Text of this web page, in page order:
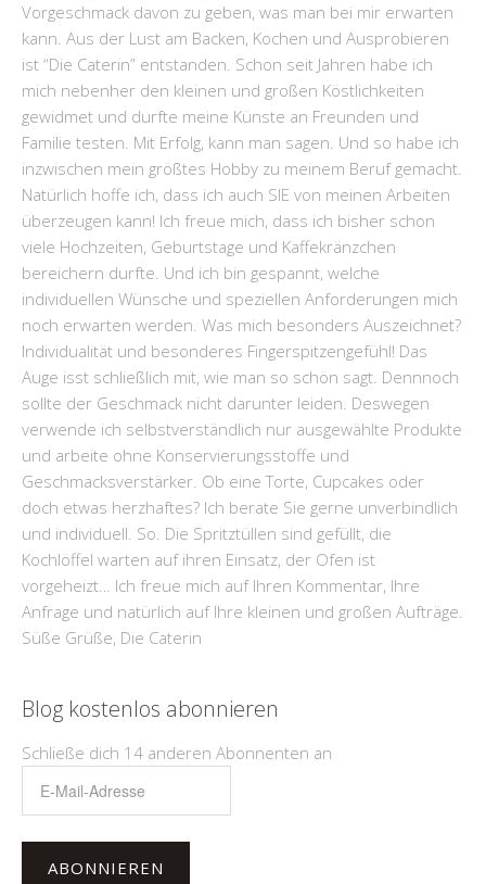
Vorgeschmack davon zu geben, was man bei mir erwarten
kann. Aus der Lust am Backen, Kochen und Ausprobieren
ist “Die Caterin” entstanden. Schon seit Jahren habe ich
mich nebenher den kleinen und großen Köstlichkeiten
gewidmet und durfte meine Künste an Freunden und
Familie testen. Mit Erfolg, kann man sagen. Und so habe ich
inzwischen mein größtes Hobby zu meinem Beruf gemacht.
Natürlich hoffe ich, dass ich auch SIE von meinen Arbeiten
überzeugen kann! Ich freue mich, dass ich bisher schon
viele Hochzeiten, Geburtstage und Kaffekränzchen
bereichern durfte. Und ich bin gespannt, welche
individuellen Wünsche und speziellen Anforderungen mich
noch erwarten werden. Was mich besonders Auszeichnet?
Individualität und besonderes Fingerspitzengefühl! Das
Auge isst schließlich mit, wie man so schön sagt. Dennnoch
sollte der Geschmack nicht darunter leiden. Deswegen
verwende ich selbstverständlich nur ausgewählte Produkte
und arbeite ohne Konservierungsstoffe und
Geschmacksverstärker. Ob eine Torte, Cupcakes oder
doch etwas herzhaftes? Ich berate Sie gerne unverbindlich
und individuell. So. Die Spritztüllen sind gefüllt, die
Kochlöffel warten auf ihren Einsatz, der Ofen ist
vorgeheizt… Ich freue mich auf Ihren Kommentar, Ihre
Anfrage und natürlich auf Ihre kleinen und großen Aufträge.
Süße Grüße, Die Caterin
Blog kostenlos abonnieren
Schließe dich 14 anderen Abonnenten an
Mail-
ABONNIEREN